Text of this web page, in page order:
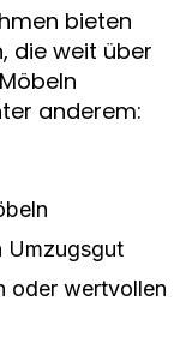
bieten
die weit über
anderem:
Umzugsgut
oder wertvollen